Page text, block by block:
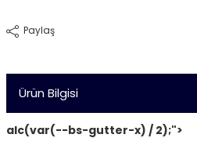
Paylaş
Ürün Bilgisi
alc(var(--bs-gutter-x) / 2);">